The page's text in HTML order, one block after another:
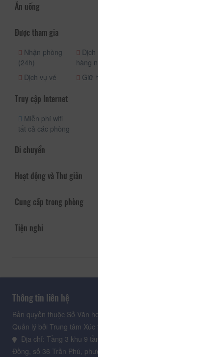
Ăn uống
Được tham gia
Nhận phòng
(24h)
Dịch vụ phòng
hàng ngày
Dịch vụ vé
Giữ hành lý
Truy cập Internet
Miễn phí wifi
tất cả các phòng
Di chuyển
Hoạt động và Thư giãn
Cung cấp trong phòng
Tiện nghi
Thông tin liên hệ
Bản quyền thuộc Sở Văn hoá, Thể thao và Du lịch Lâm Đồng.
Quản lý bởi Trung tâm Xúc tiến Du lịch Lâm Đồng
Địa chỉ: Tầng 3 khu 9 tầng, Trung tâm Hành chính tỉnh Lâm
Đồng, số 36 Trần Phú, phường Xuân Hương - Đà Lạt, tỉnh